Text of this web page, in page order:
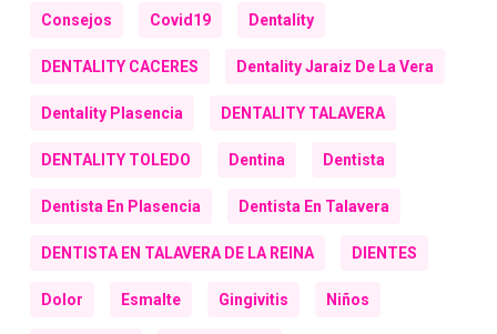
Consejos Covid19 Dentality
DENTALITY CACERES Dentality Jaraiz De La Vera
Dentality Plasencia DENTALITY TALAVERA
DENTALITY TOLEDO Dentina Dentista
Dentista En Plasencia Dentista En Talavera
DENTISTA EN TALAVERA DE LA REINA DIENTES
Dolor Esmalte Gingivitis Niños